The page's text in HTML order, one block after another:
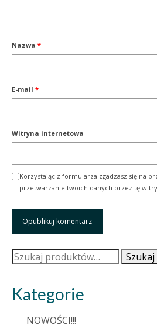
Nazwa *
E-mail *
Witryna internetowa
Korzystając z formularza zgadzasz się na
przetwarzanie twoich danych przez tę
Szukaj: Szukaj
Kategorie
NOWOŚCI!!!